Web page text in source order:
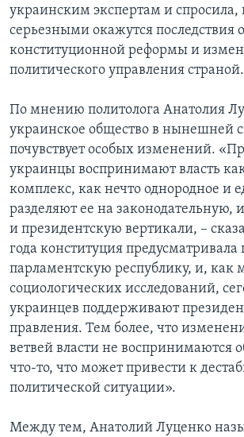
украинским экспертам и спросила,
серьезными окажутся последствия
конституционной реформы и
политического управления страной.
По мнению политолога Анатолия
украинское общество в нынешней
почувствует особых изменений.
украинцы воспринимают власть
комплекс, как нечто однородное и
разделяют ее на законодательную,
и президентскую вертикали, –
года конституция предусматривала
парламентскую республику, и, как
социологических исследований,
украинцев поддерживают
правления. Тем более, что
ветвей власти не воспринимаются
что-то, что может привести к
политической ситуации».
Между тем, Анатолий Луценко